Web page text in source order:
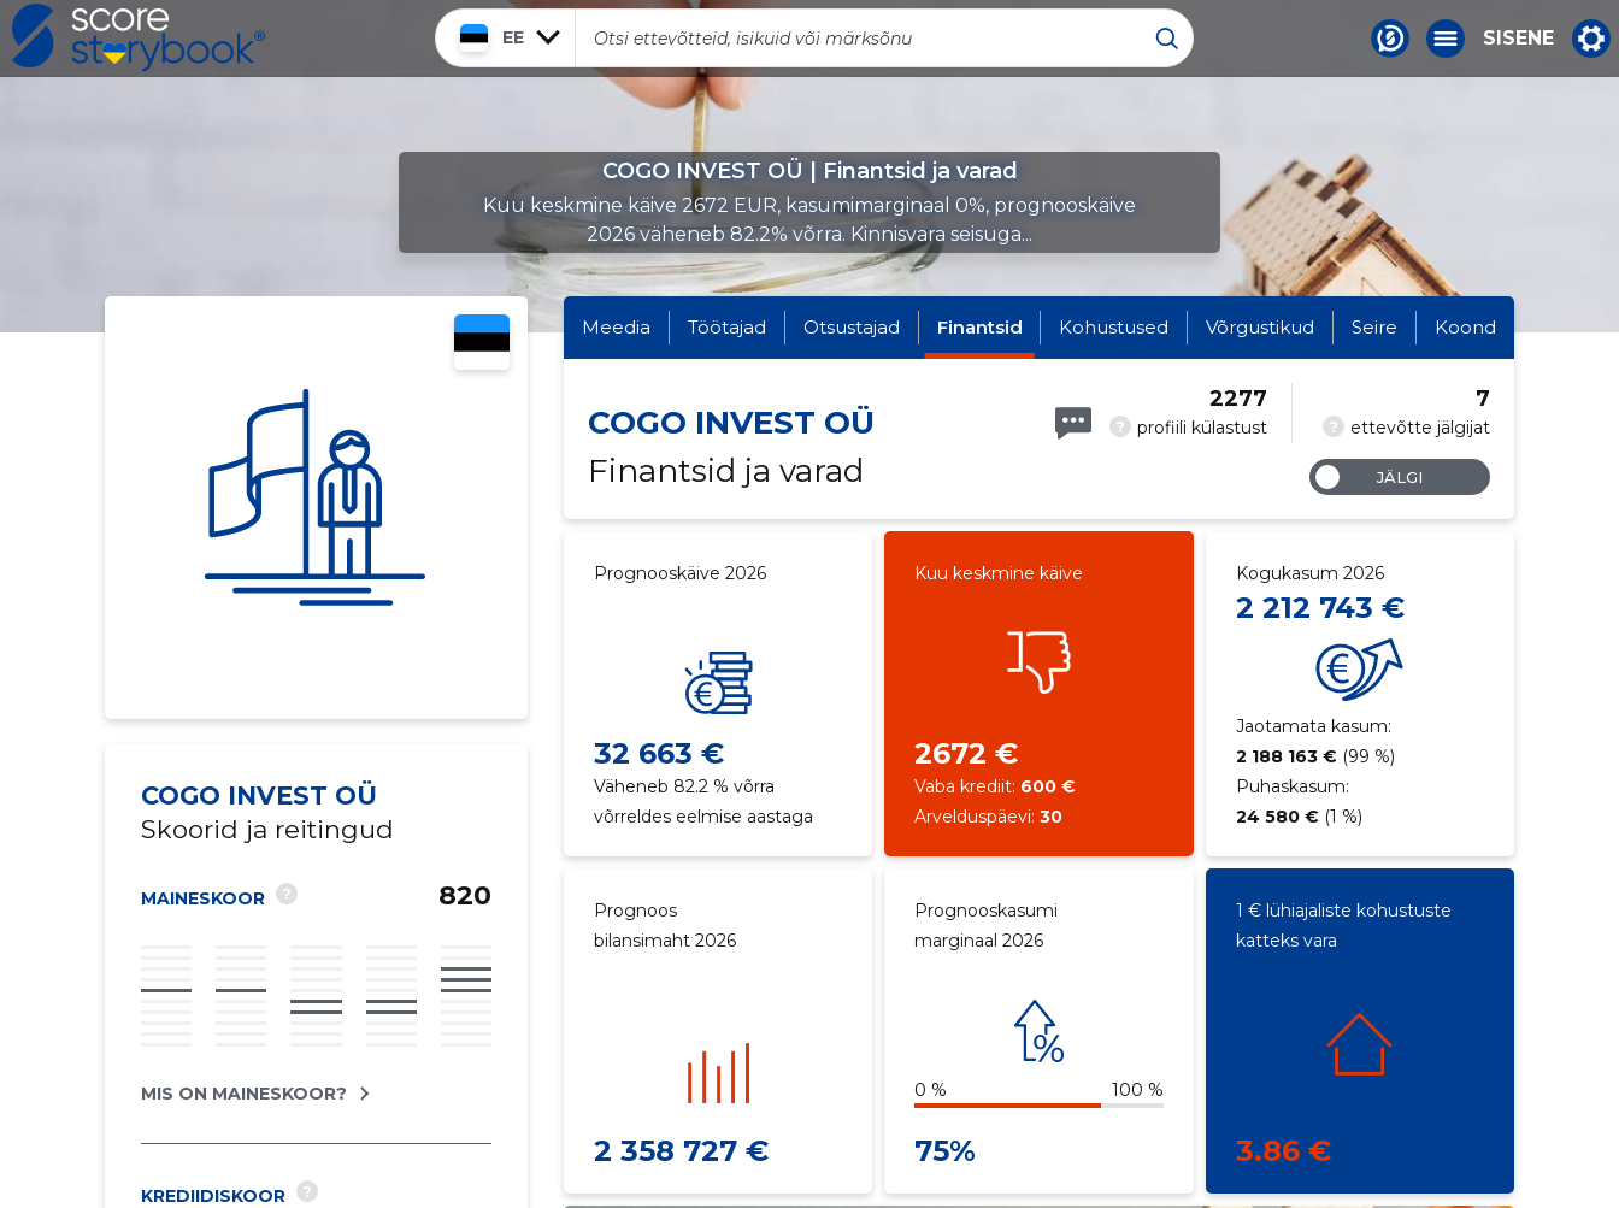
EE SISENE
COGO INVEST OÜ | Finantsid ja varad
Kuu keskmine käive 2672 EUR, kasumimarginaal 0%, prognooskäive
2026 väheneb 82.2% võrra. Kinnisvara seisuga...
COGO INVEST OÜ
Skoorid ja reitingud
MAINESKOOR ? 820
MIS ON MAINESKOOR?
KREDIIDISKOOR ?
Meedia Töötajad Otsustajad Finantsid Kohustused Võrgustikud Seire Koond
COGO INVEST OÜ
Finantsid ja varad
? profiili külastust
2277
? ettevõtte jälgijat
7
JÄLGI
Prognooskäive 2026
32 663 €
Väheneb 82.2 % võrra
võrreldes eelmise aastaga
Kuu keskmine käive
2672 €
Vaba krediit: 600 €
Arvelduspäevi:30
Kogukasum 2026
2 212 743 €
Jaotamata kasum:
2 188 163 € (99 %)
Puhaskasum:
24 580 € (1 %)
Prognoos
bilansimaht 2026
2 358 727 €
Prognooskasumi
marginaal 2026
0 % 100 %
75%
1 € lühiajaliste kohustuste
katteks vara
3.86 €